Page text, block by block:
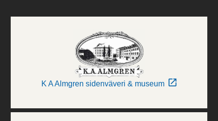
K A Almgren sidenväveri & museum